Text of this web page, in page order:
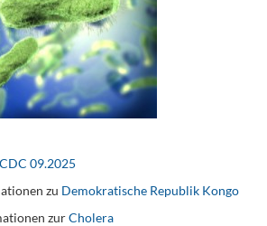
09.2025
zu Demokratische Republik Kongo
zurCholera